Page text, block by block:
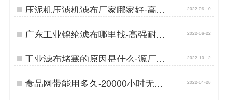
压泥机压滤机滤布厂家哪家好-高强
耐磨{丹娜鸶过滤}…
2022-06-10
广东工业锦纶滤布哪里找-高强耐磨
{丹娜鸶过滤}…
2022-06-22
工业滤布堵塞的原因是什么-源厂按
需定制…
2022-10-12
食品网带能用多久-20000小时无障
碍运转{丹娜鸶过滤}…
2022-01-28